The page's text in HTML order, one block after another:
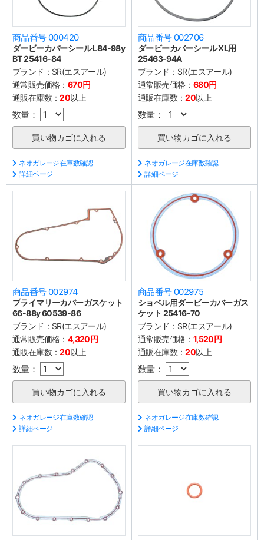
商品番号 000420
ダービーカバーシール L84-98y
BT 25416-84
ブランド： SR(エスアール)
通常販売価格： 670円
通販在庫数：20以上
数量：
ネオガレージ在庫数確認
詳細ページ
商品番号 002706
ダービーカバーシール XL用
25463-94A
ブランド： SR(エスアール)
通常販売価格： 680円
通販在庫数：20以上
数量：
ネオガレージ在庫数確認
詳細ページ
商品番号 002974
プライマリーカバーガスケット
66-88y 60539-86
ブランド： SR(エスアール)
通常販売価格： 4,320円
通販在庫数：20以上
数量：
ネオガレージ在庫数確認
詳細ページ
商品番号 002975
ショベル用ダービーカバーガス
ケット 25416-70
ブランド： SR(エスアール)
通常販売価格： 1,520円
通販在庫数：20以上
数量：
ネオガレージ在庫数確認
詳細ページ